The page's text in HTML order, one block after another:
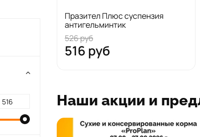
Празител Плюс суспензия
антигельминтик
526 руб
516 руб
Наши акции и